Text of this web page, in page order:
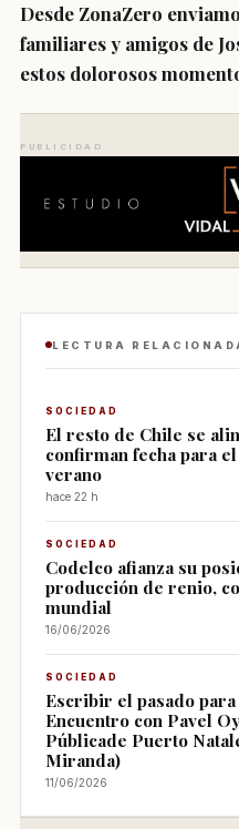
Desde ZonaZero
familiares y amigos de
estos dolorosos
PUBLICIDAD
LECTURA
SOCIEDAD
El resto de Chile se
confirman fecha para
verano
hace 22 h
SOCIEDAD
Codelco afianza su
producción de renio,
mundial
16/06/2026
SOCIEDAD
Escribir el pasado
Encuentro con Pavel
Públicade Puerto
Miranda)
11/06/2026